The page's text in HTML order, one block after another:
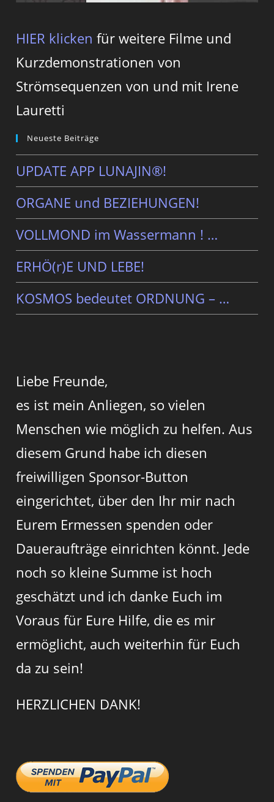
HIER klicken für weitere Filme und
Kurzdemonstrationen von
Strömsequenzen von und mit Irene
Lauretti
Neueste Beiträge
UPDATE APP LUNAJIN®!
ORGANE und BEZIEHUNGEN!
VOLLMOND im Wassermann ! …
ERHÖ(r)E UND LEBE!
KOSMOS bedeutet ORDNUNG – …
Liebe Freunde,
es ist mein Anliegen, so vielen
Menschen wie möglich zu helfen. Aus
diesem Grund habe ich diesen
freiwilligen Sponsor-Button
eingerichtet, über den Ihr mir nach
Eurem Ermessen spenden oder
Daueraufträge einrichten könnt. Jede
noch so kleine Summe ist hoch
geschätzt und ich danke Euch im
Voraus für Eure Hilfe, die es mir
ermöglicht, auch weiterhin für Euch
da zu sein!
HERZLICHEN DANK!